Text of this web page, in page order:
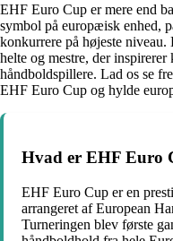
EHF Euro Cup er mere end
symbol på europæisk enhed,
konkurrere på højeste niveau.
helte og mestre, der
håndboldspillere. Lad os se
EHF Euro Cup og hylde
Hvad er EHF Euro
EHF Euro Cup er en
arrangeret af European
Turneringen blev første